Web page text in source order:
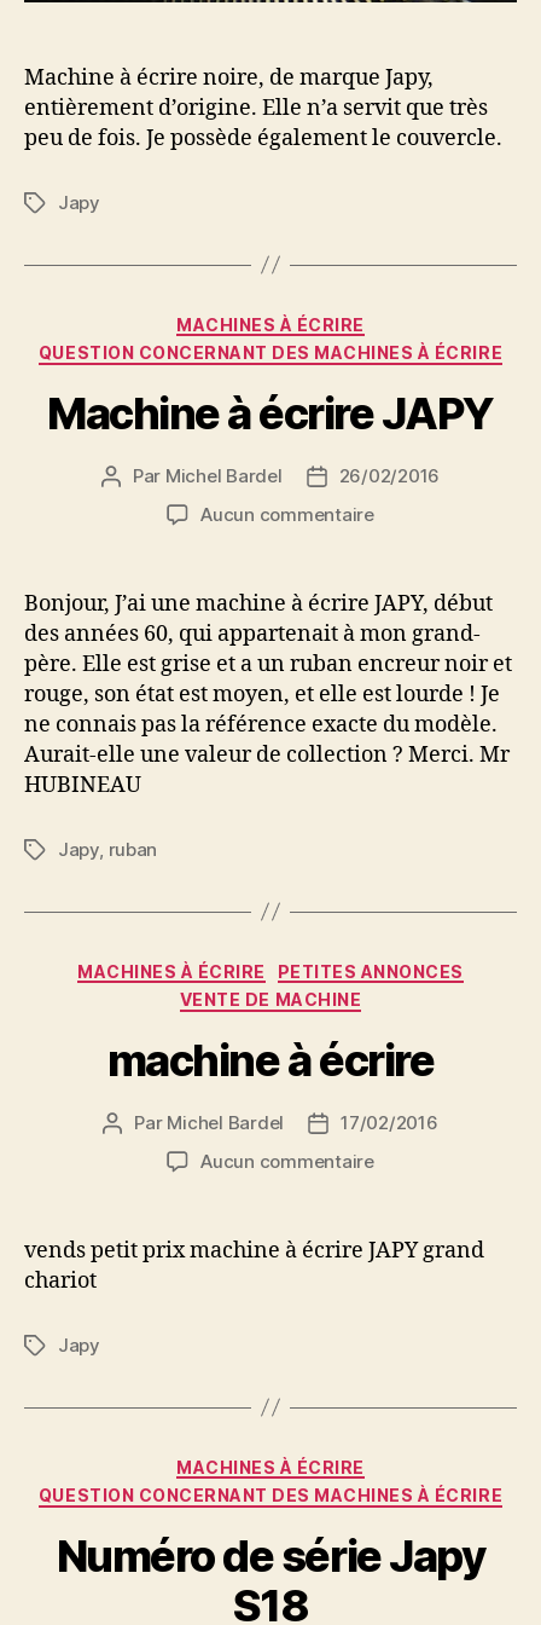
Machine à écrire noire, de marque Japy,
entièrement d’origine. Elle n’a servit que très
peu de fois. Je possède également le couvercle.
Étiquettes
Japy
Catégories
MACHINES À ÉCRIRE
QUESTION CONCERNANT DES MACHINES À ÉCRIRE
Machine à écrire JAPY
Auteur
Par Michel Bardel
Date
de
26/02/2016
Aucun commentairesur
écrire
JAPY
Bonjour, J’ai une machine à écrire JAPY, début
des années 60, qui appartenait à mon grand-
père. Elle est grise et a un ruban encreur noir et
rouge, son état est moyen, et elle est lourde ! Je
ne connais pas la référence exacte du modèle.
Aurait-elle une valeur de collection ? Merci. Mr
HUBINEAU
Étiquettes
Japy, ruban
Catégories
MACHINES À ÉCRIRE
PETITES ANNONCES
VENTE DE MACHINE
machine à écrire
Auteur
l’article
Par Michel Bardel
Date
de
17/02/2016
Aucun commentairesur
écrire
vends petit prix machine à écrire JAPY grand
chariot
Étiquettes
Japy
Catégories
MACHINES À ÉCRIRE
QUESTION CONCERNANT DES MACHINES À ÉCRIRE
Numéro de série Japy
S18